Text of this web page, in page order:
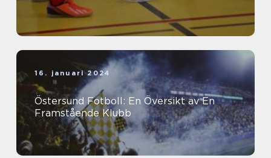
16. januari 2024
Östersund Fotboll: En Översikt av En
Framstående Klubb